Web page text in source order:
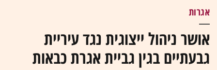
אגרות
אושר ניהול ייצוגית נגד עיריית
גבעתיים בגין גביית אגרת כבאות